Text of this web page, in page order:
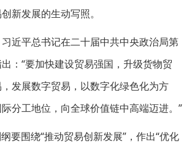
新发展的生动写照。
近平总书记在二十届中共中央政治局第
：“要加快建设贸易强国，升级货物贸
发展数字贸易，以数字化绿色化为方
分工地位，向全球价值链中高端迈进。”
要围绕“推动贸易创新发展”，作出“优化